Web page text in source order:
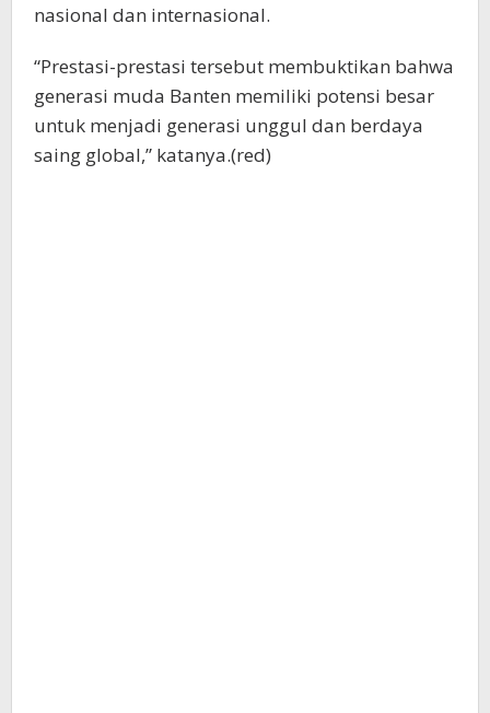
nasional dan internasional.
“Prestasi-prestasi tersebut membuktikan bahwa
generasi muda Banten memiliki potensi besar
untuk menjadi generasi unggul dan berdaya
saing global,” katanya.(red)